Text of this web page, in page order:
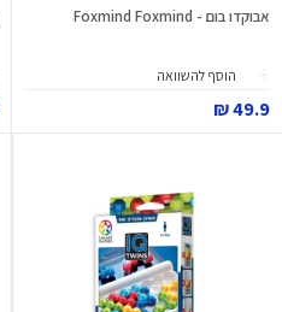
אבוקדו בום - Foxmind Foxmind
הוסף להשוואה
49.9 ₪